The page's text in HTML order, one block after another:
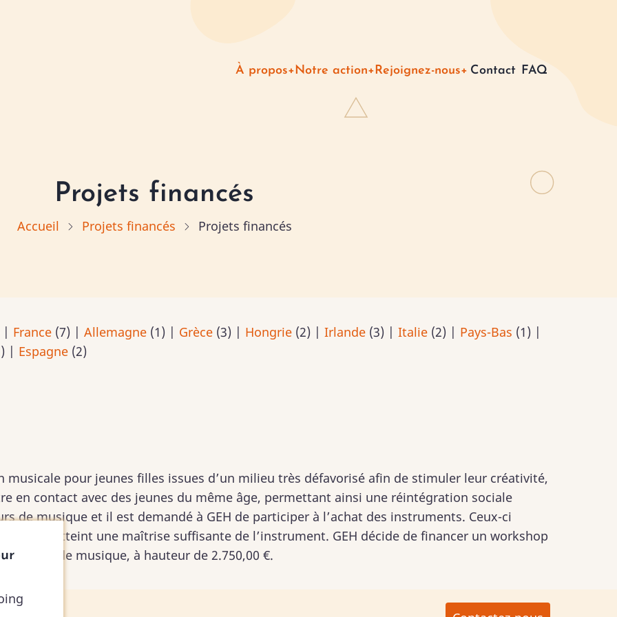
Navigation
À propos Notre action Rejoignez-nous Contact FAQ
Projets financés
Accueil Projets financés Projets financés
| France (7) | Allemagne (1) | Grèce (3) | Hongrie (2) | Irlande (3) | Italie (2) | Pays-Bas (1) |
| Espagne (2)
musicale pour jeunes filles issues d’un milieu très défavorisé afin de stimuler leur créativité,
en contact avec des jeunes du même âge, permettant ainsi une réintégration sociale
de musique et il est demandé à GEH de participer à l’achat des instruments. Ceux-ci
auront atteint une maîtrise suffisante de l’instrument. GEH décide de financer un workshop
de musique, à hauteur de 2.750,00 €.